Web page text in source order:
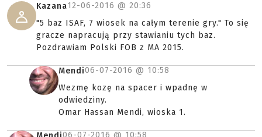
Kazana12-06-2016 @ 20:36
"5 baz ISAF, 7 wiosek na całym terenie gry." To się
gracze napracują przy stawianiu tych baz.
Pozdrawiam Polski FOB z MA 2015.
Mendi06-07-2016 @ 10:58
Wezmę kozę na spacer i wpadnę w
odwiedziny.
Omar Hassan Mendi, wioska 1.